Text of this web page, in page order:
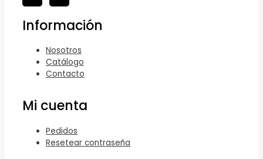
Información
Nosotros
Catálogo
Contacto
Mi cuenta
Pedidos
Resetear contraseña